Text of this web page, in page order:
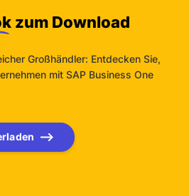
zum Download
Großhändler: Entdecken Sie,
mit SAP Business One